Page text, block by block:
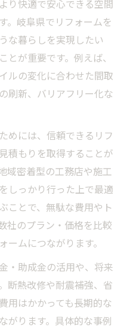
り快適で安心できる空間
。岐阜県でリフォームを
な暮らしを実現したい
が重要です。例えば、
ルの変化に合わせた間取
刷新、バリアフリー化な
めには、信頼できるリフ
積もりを取得することが
域密着型の工務店や施工
しっかり行った上で最適
ことで、無駄な費用やト
社のプラン・価格を比較
ームにつながります。
・助成金の活用や、将来
断熱改修や耐震補強、省
用はかかっても長期的な
がります。具体的な事例